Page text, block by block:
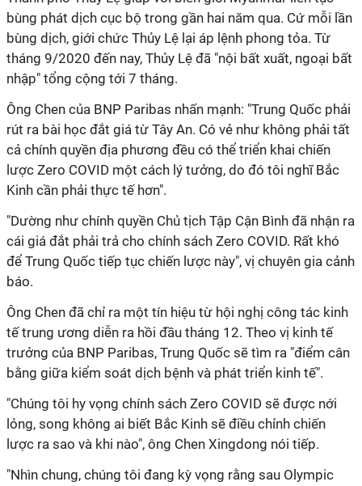
bùng phát dịch cục bộ trong gần hai năm qua. Cứ mỗi lần
bùng dịch, giới chức Thủy Lệ lại áp lệnh phong tỏa. Từ
tháng 9/2020 đến nay, Thủy Lệ đã "nội bất xuất, ngoại bất
nhập" tổng cộng tới 7 tháng.
Ông Chen của BNP Paribas nhấn mạnh: "Trung Quốc phải
rút ra bài học đắt giá từ Tây An. Có vẻ như không phải tất
cả chính quyền địa phương đều có thể triển khai chiến
lược Zero COVID một cách lý tưởng, do đó tôi nghĩ Bắc
Kinh cần phải thực tế hơn".
"Dường như chính quyền Chủ tịch Tập Cận Bình đã nhận ra
cái giá đắt phải trả cho chính sách Zero COVID. Rất khó
để Trung Quốc tiếp tục chiến lược này", vị chuyên gia cảnh
báo.
Ông Chen đã chỉ ra một tín hiệu từ hội nghị công tác kinh
tế trung ương diễn ra hồi đầu tháng 12. Theo vị kinh tế
trưởng của BNP Paribas, Trung Quốc sẽ tìm ra "điểm cân
bằng giữa kiểm soát dịch bệnh và phát triển kinh tế".
"Chúng tôi hy vọng chính sách Zero COVID sẽ được nới
lỏng, song không ai biết Bắc Kinh sẽ điều chỉnh chiến
lược ra sao và khi nào", ông Chen Xingdong nói tiếp.
"Nhìn chung, chúng tôi đang kỳ vọng rằng sau Olympic